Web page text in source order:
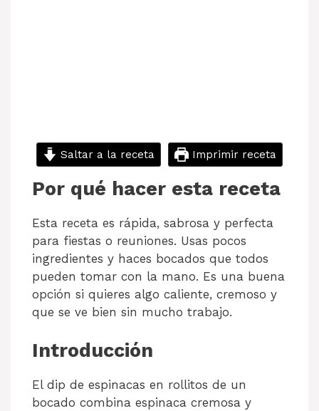
Saltar a la receta Imprimir receta
Por qué hacer esta receta
Esta receta es rápida, sabrosa y perfecta
para fiestas o reuniones. Usas pocos
ingredientes y haces bocados que todos
pueden tomar con la mano. Es una buena
opción si quieres algo caliente, cremoso y
que se ve bien sin mucho trabajo.
Introducción
El dip de espinacas en rollitos de un
bocado combina espinaca cremosa y